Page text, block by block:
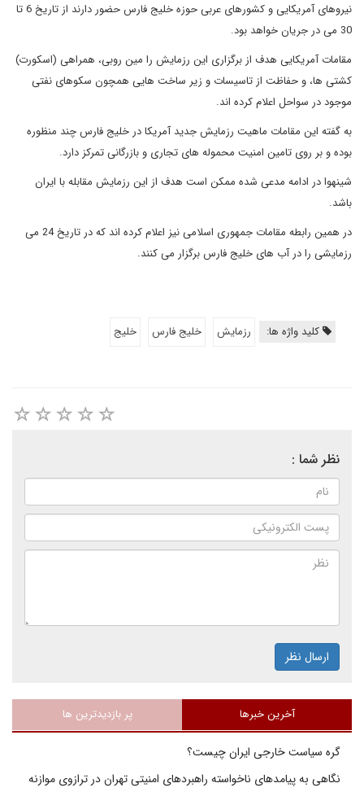
نیروهای آمریکایی و کشورهای عربی حوزه خلیج فارس حضور دارند از تاریخ 6 تا
30 می در جریان خواهد بود.
مقامات آمریکایی هدف از برگزاری این رزمایش را مین روبی، همراهی (اسکورت)
کشتی ها، و حفاظت از تاسیسات و زیر ساخت هایی همچون سکوهای نفتی
موجود در سواحل اعلام کرده اند.
به گفته این مقامات ماهیت رزمایش جدید آمریکا در خلیج فارس چند منظوره
بوده و بر روی تامین امنیت محموله های تجاری و بازرگانی تمرکز دارد.
شینهوا در ادامه مدعی شده ممکن است هدف از این رزمایش مقابله با ایران
باشد.
در همین رابطه مقامات جمهوری اسلامی نیز اعلام کرده اند که در تاریخ 24 می
رزمایشی را در آب های خلیج فارس برگزار می کنند.
کلید واژه ها: رزمایش خلیج فارس خلیج
نظر شما :
ارسال نظر
آخرین خبرها پر بازدیدترین ها
گره سیاست خارجی ایران چیست؟
نگاهی به پیامدهای ناخواسته راهبردهای امنیتی تهران در ترازوی موازنه